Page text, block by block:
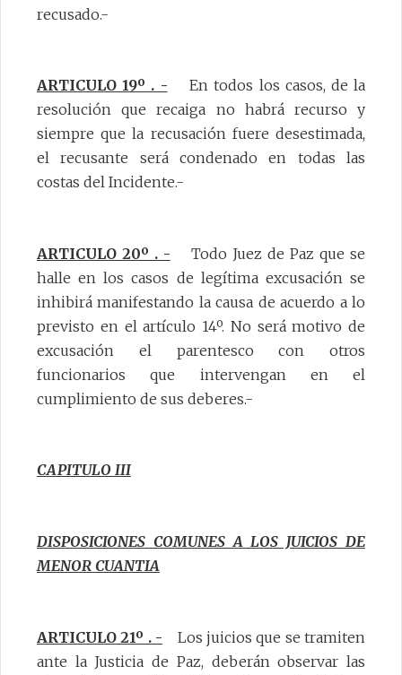
recusado.-
ARTICULO 19º . - En todos los casos, de la
resolución que recaiga no habrá recurso y
siempre que la recusación fuere desestimada,
el recusante será condenado en todas las
costas del Incidente.-
ARTICULO 20º . - Todo Juez de Paz que se
halle en los casos de legítima excusación se
inhibirá manifestando la causa de acuerdo a lo
previsto en el artículo 14º. No será motivo de
excusación el parentesco con otros
funcionarios que intervengan en el
cumplimiento de sus deberes.-
CAPITULO III
DISPOSICIONES COMUNES A LOS JUICIOS DE
MENOR CUANTIA
ARTICULO 21º . - Los juicios que se tramiten
ante la Justicia de Paz, deberán observar las